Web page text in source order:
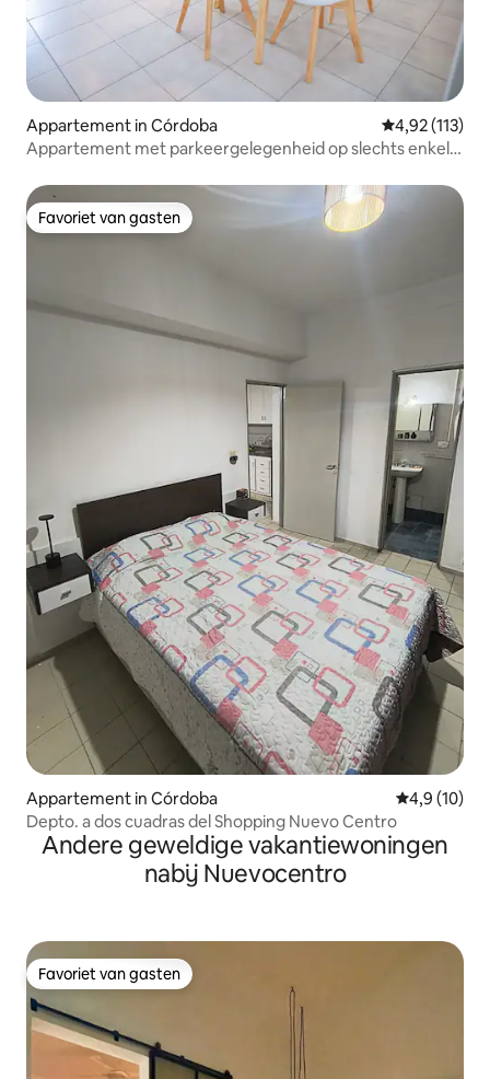
Appartement in Córdoba Gemiddelde
4,92 (113)
Appartement met parkeergelegenheid op slechts enkele
Favoriet van gasten
Favoriet van gasten
Appartement in Córdoba
4,9 (10)
Depto. a dos cuadras del Shopping Nuevo Centro
Andere geweldige vakantiewoningen
nabij Nuevocentro
Favoriet van gasten
Favoriet van gasten